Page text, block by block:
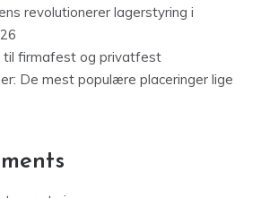
revolutionerer lagerstyring i
til firmafest og privatfest
De mest populære placeringer lige